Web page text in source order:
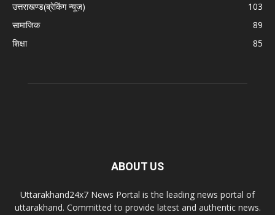
उत्तराखण्ड(ब्रेकिंग न्यूज़)
103
सामाजिक
89
शिक्षा
85
ABOUT US
Uttarakhand24x7 News Portal is the leading news portal of
uttarakhand. Committed to provide latest and authentic news.